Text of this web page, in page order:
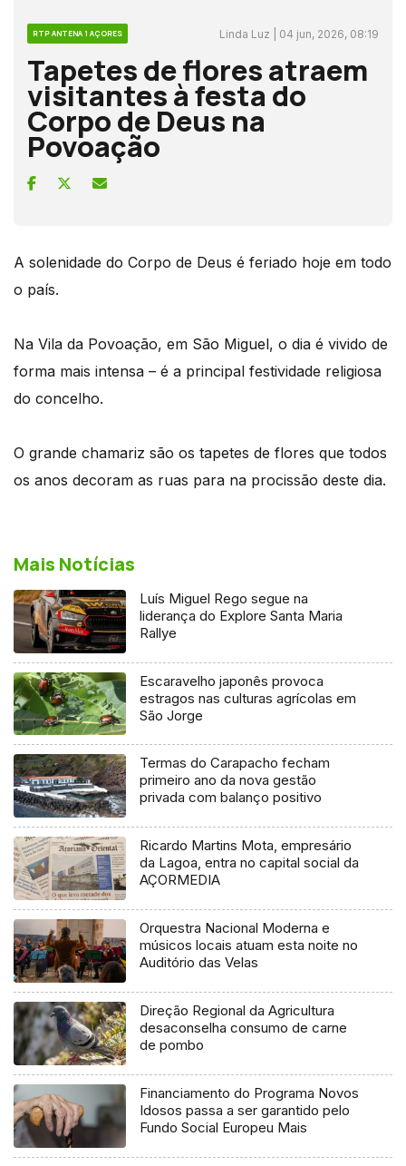
RTP ANTENA 1 AÇORES Linda Luz | 04 jun, 2026, 08:19
Tapetes de flores atraem
visitantes à festa do
Corpo de Deus na
Povoação
A solenidade do Corpo de Deus é feriado hoje em todo
o país.
Na Vila da Povoação, em São Miguel, o dia é vivido de
forma mais intensa – é a principal festividade religiosa
do concelho.
O grande chamariz são os tapetes de flores que todos
os anos decoram as ruas para na procissão deste dia.
Mais Notícias
Luís Miguel Rego segue na
liderança do Explore Santa Maria
Rallye
Escaravelho japonês provoca
estragos nas culturas agrícolas em
São Jorge
Termas do Carapacho fecham
primeiro ano da nova gestão
privada com balanço positivo
Ricardo Martins Mota, empresário
da Lagoa, entra no capital social da
AÇORMEDIA
Orquestra Nacional Moderna e
músicos locais atuam esta noite no
Auditório das Velas
Direção Regional da Agricultura
desaconselha consumo de carne
de pombo
Financiamento do Programa Novos
Idosos passa a ser garantido pelo
Fundo Social Europeu Mais